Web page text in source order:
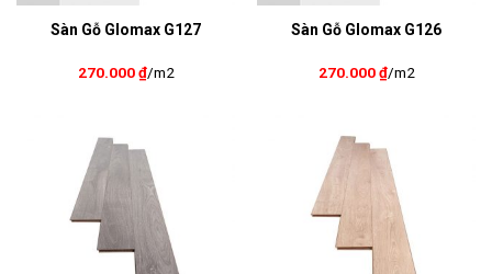
Sàn Gỗ Glomax G127
270.000₫/m2
Sàn Gỗ Glomax G126
270.000₫/m2